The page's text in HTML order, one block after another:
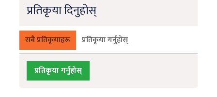
प्रतिकृया दिनुहोस्
सबै प्रतिकृयाहरू प्रतिकृया गर्नुहोस्
प्रतिकृया गर्नुहोस्